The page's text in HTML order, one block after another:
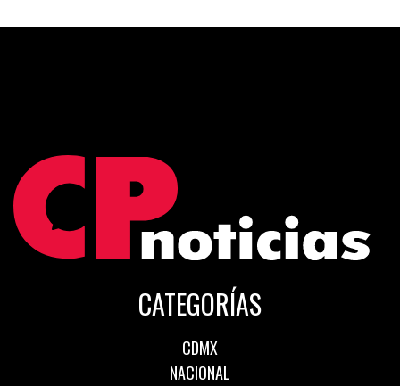
CATEGORÍAS
CDMX
NACIONAL